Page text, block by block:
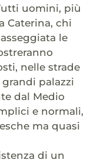
uomini, più
Caterina, chi
le
nelle strade
palazzi
dal Medio
e normali,
ma quasi
di un